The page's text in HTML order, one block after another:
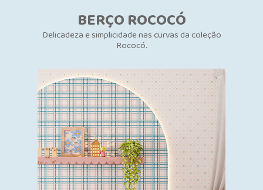
BERÇO ROCOCÓ
Delicadeza e simplicidade nas curvas da coleção
Rococó.